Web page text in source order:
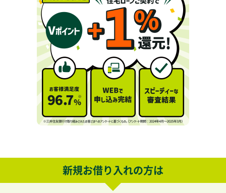
新規お借り入れの方は